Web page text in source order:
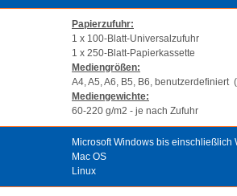
Papierzufuhr:
1 x 100-Blatt-Universalzufuhr
1 x 250-Blatt-Papierkassette
Mediengrößen:
A4, A5, A6, B5, B6, benutzerdefiniert
Mediengewichte:
60-220 g/m2 - je nach Zufuhr
Microsoft Windows bis einschließlich
Mac OS
Linux